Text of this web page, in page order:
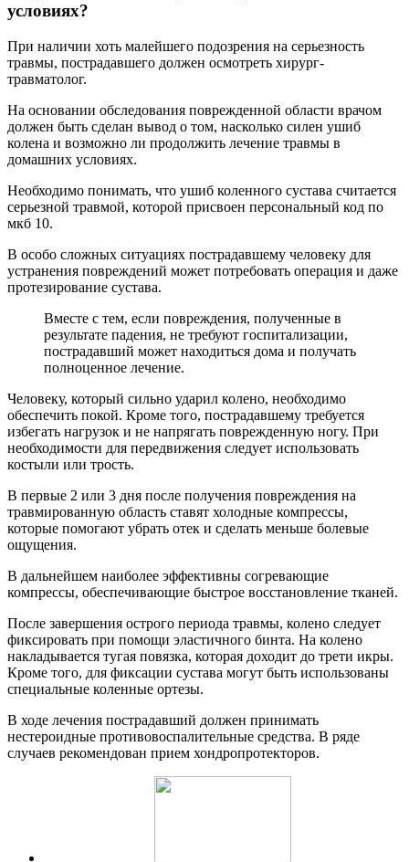
условиях?
При наличии хоть малейшего подозрения на серьезность
травмы, пострадавшего должен осмотреть хирург-
травматолог.
На основании обследования поврежденной области врачом
должен быть сделан вывод о том, насколько силен ушиб
колена и возможно ли продолжить лечение травмы в
домашних условиях.
Необходимо понимать, что ушиб коленного сустава считается
серьезной травмой, которой присвоен персональный код по
мкб 10.
В особо сложных ситуациях пострадавшему человеку для
устранения повреждений может потребовать операция и даже
протезирование сустава.
Вместе с тем, если повреждения, полученные в
результате падения, не требуют госпитализации,
пострадавший может находиться дома и получать
полноценное лечение.
Человеку, который сильно ударил колено, необходимо
обеспечить покой. Кроме того, пострадавшему требуется
избегать нагрузок и не напрягать поврежденную ногу. При
необходимости для передвижения следует использовать
костыли или трость.
В первые 2 или 3 дня после получения повреждения на
травмированную область ставят холодные компрессы,
которые помогают убрать отек и сделать меньше болевые
ощущения.
В дальнейшем наиболее эффективны согревающие
компрессы, обеспечивающие быстрое восстановление тканей.
После завершения острого периода травмы, колено следует
фиксировать при помощи эластичного бинта. На колено
накладывается тугая повязка, которая доходит до трети икры.
Кроме того, для фиксации сустава могут быть использованы
специальные коленные ортезы.
В ходе лечения пострадавший должен принимать
нестероидные противовоспалительные средства. В ряде
случаев рекомендован прием хондропротекторов.